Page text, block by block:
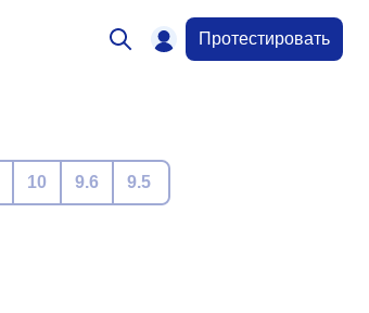
Протестировать
10 9.6 9.5